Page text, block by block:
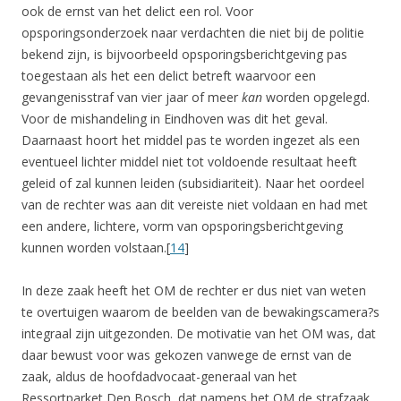
ook de ernst van het delict een rol. Voor
opsporingsonderzoek naar verdachten die niet bij de politie
bekend zijn, is bijvoorbeeld opsporingsberichtgeving pas
toegestaan als het een delict betreft waarvoor een
gevangenisstraf van vier jaar of meer kan worden opgelegd.
Voor de mishandeling in Eindhoven was dit het geval.
Daarnaast hoort het middel pas te worden ingezet als een
eventueel lichter middel niet tot voldoende resultaat heeft
geleid of zal kunnen leiden (subsidiariteit). Naar het oordeel
van de rechter was aan dit vereiste niet voldaan en had met
een andere, lichtere, vorm van opsporingsberichtgeving
kunnen worden volstaan.[14]
In deze zaak heeft het OM de rechter er dus niet van weten
te overtuigen waarom de beelden van de bewakingscamera?s
integraal zijn uitgezonden. De motivatie van het OM was, dat
daar bewust voor was gekozen vanwege de ernst van de
zaak, aldus de hoofdadvocaat-generaal van het